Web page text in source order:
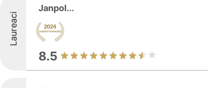
Laureaci
Janpol...
8.5